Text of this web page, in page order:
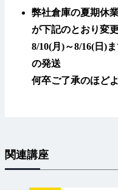
弊社倉庫の夏期休
が下記のとおり変
8/10(月)～8/16(日
の発送
何卒ご了承のほど
関連講座